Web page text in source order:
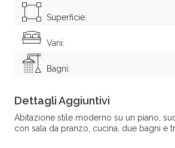
Superficie:
Vani:
Bagni:
Dettagli Aggiuntivi
Abitazione stile moderno su un piano,
con sala da pranzo, cucina, due bagni e